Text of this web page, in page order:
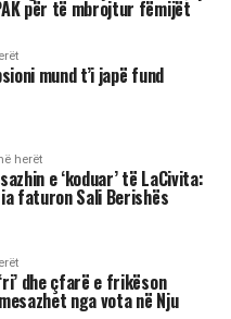
për të mbrojtur fëmijët
mund t’i japë fund
herët
e ‘koduar’ të LaCivita:
ia faturon Sali Berishës
dhe çfarë e frikëson
nga vota në Nju